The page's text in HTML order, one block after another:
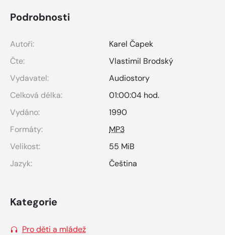
Podrobnosti
Autoři:
Karel Čapek
Čte:
Vlastimil Brodský
Vydavatel:
Audiostory
Celková délka:
01:00:04 hod.
Vydáno:
1990
Formáty:
MP3
Velikost:
55 MiB
Jazyk:
Čeština
Kategorie
Pro děti a mládež